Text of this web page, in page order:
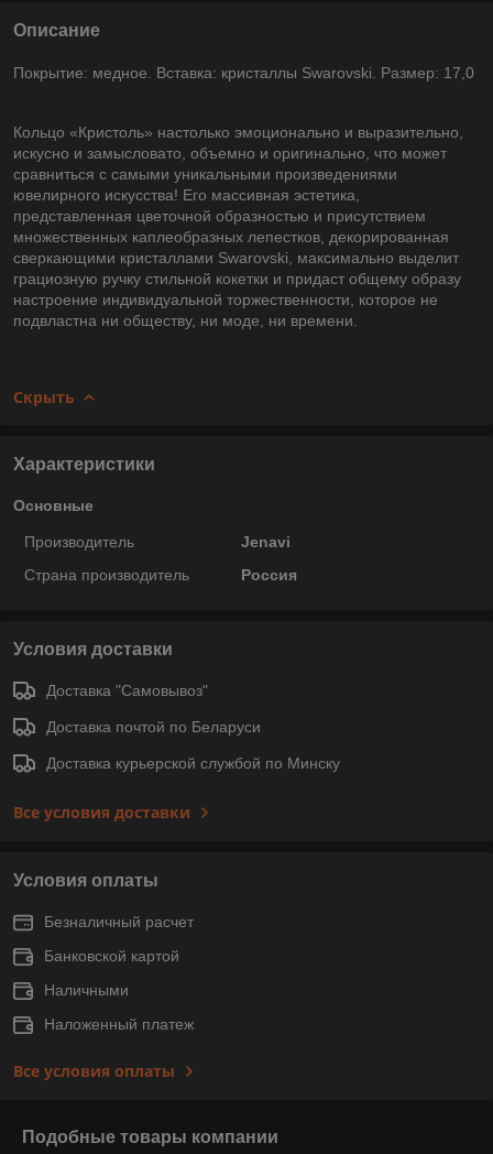
Описание
Покрытие: медное. Вставка: кристаллы Swarovski. Размер: 17,0
Кольцо «Кристоль» настолько эмоционально и выразительно,
искусно и замысловато, объемно и оригинально, что может
сравниться с самыми уникальными произведениями
ювелирного искусства! Его массивная эстетика,
представленная цветочной образностью и присутствием
множественных каплеобразных лепестков, декорированная
сверкающими кристаллами Swarovski, максимально выделит
грациозную ручку стильной кокетки и придаст общему образу
настроение индивидуальной торжественности, которое не
подвластна ни обществу, ни моде, ни времени.
Скрыть
Характеристики
Основные
Производитель
Jenavi
Страна производитель
Россия
Условия доставки
Доставка "Самовывоз"
Доставка почтой по Беларуси
Доставка курьерской службой по Минску
Все условия доставки
Условия оплаты
Безналичный расчет
Банковской картой
Наличными
Наложенный платеж
Все условия оплаты
Подобные товары компании